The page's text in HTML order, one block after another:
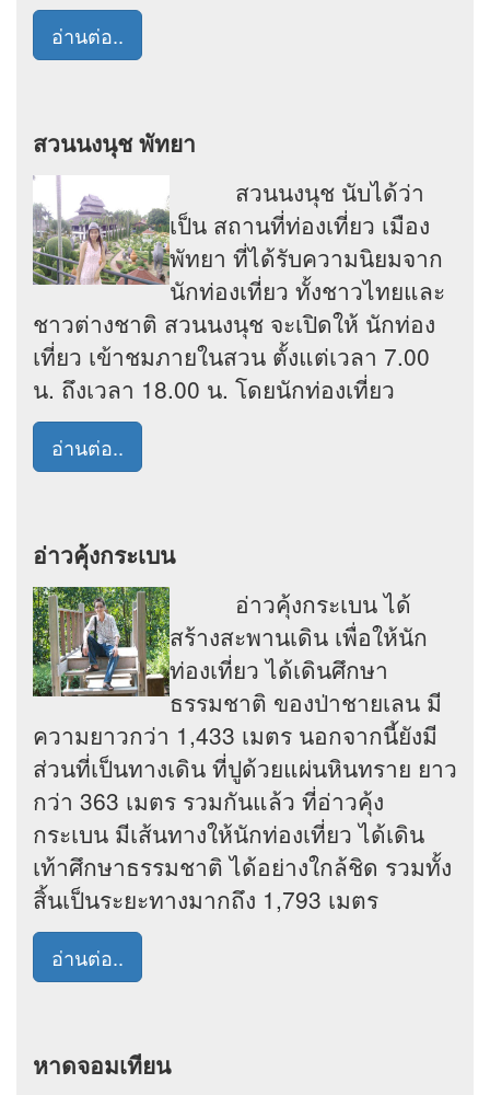
อ่านต่อ..
สวนนงนุช พัทยา
สวนนงนุช นับได้ว่า
เป็น สถานที่ท่องเที่ยว เมือง
พัทยา ที่ได้รับความนิยมจาก
นักท่องเที่ยว ทั้งชาวไทยและ
ชาวต่างชาติ สวนนงนุช จะเปิดให้ นักท่อง
เที่ยว เข้าชมภายในสวน ตั้งแต่เวลา 7.00
น. ถึงเวลา 18.00 น. โดยนักท่องเที่ยว
อ่านต่อ..
อ่าวคุ้งกระเบน
อ่าวคุ้งกระเบน ได้
สร้างสะพานเดิน เพื่อให้นัก
ท่องเที่ยว ได้เดินศึกษา
ธรรมชาติ ของป่าชายเลน มี
ความยาวกว่า 1,433 เมตร นอกจากนี้ยังมี
ส่วนที่เป็นทางเดิน ที่ปูด้วยแผ่นหินทราย ยาว
กว่า 363 เมตร รวมกันแล้ว ที่อ่าวคุ้ง
กระเบน มีเส้นทางให้นักท่องเที่ยว ได้เดิน
เท้าศึกษาธรรมชาติ ได้อย่างใกล้ชิด รวมทั้ง
สิ้นเป็นระยะทางมากถึง 1,793 เมตร
อ่านต่อ..
หาดจอมเทียน